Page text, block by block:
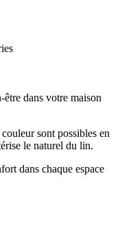
dans votre maison
sont possibles en
le naturel du lin.
dans chaque espace